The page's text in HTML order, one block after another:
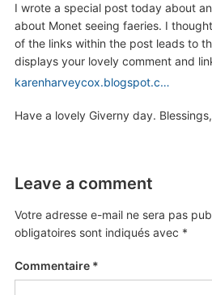
I wrote a special post today about
about Monet seeing faeries. I
of the links within the post leads to
displays your lovely comment and
karenharveycox.blogspot.c…
Have a lovely Giverny day.
Leave a comment
Votre adresse e-mail ne sera pas
obligatoires sont indiqués avec *
Commentaire *